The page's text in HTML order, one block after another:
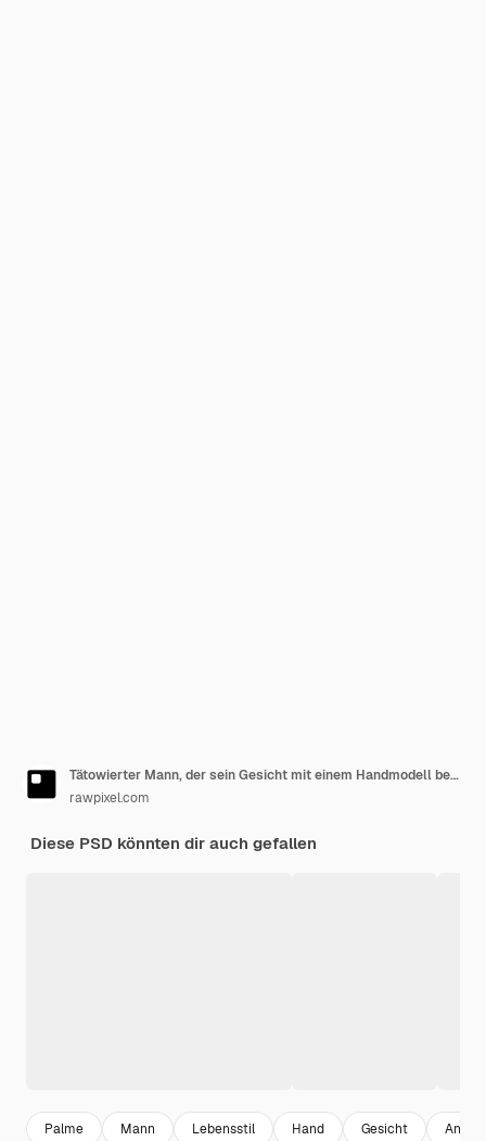
Tätowierter Mann, der sein Gesicht mit einem Handmodell bedeckt
rawpixel.com
Diese PSD könnten dir auch gefallen
Palme Mann Lebensstil Hand Gesicht Anker